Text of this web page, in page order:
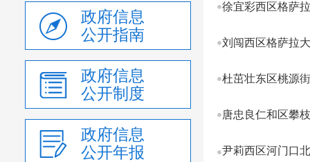
政府信息
公开指南
政府信息
公开制度
政府信息
公开年报
徐宜彩西区格萨
刘闯西区格萨拉
杜茁壮东区桃源
唐忠良仁和区攀
尹莉西区河门口